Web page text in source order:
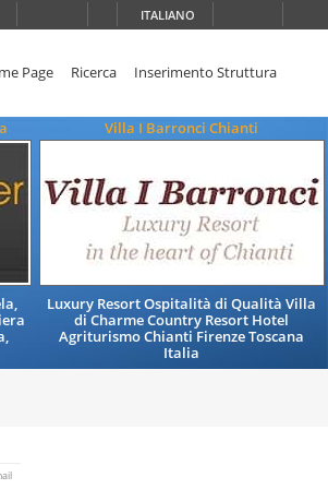
ITALIANO
Page Ricerca Inserimento Struttura
Villa I Barronci Chianti
Luxury Resort Ospitalità di Qualità Villa
di Charme Country Resort Hotel
Agriturismo Chianti Firenze Toscana
Italia